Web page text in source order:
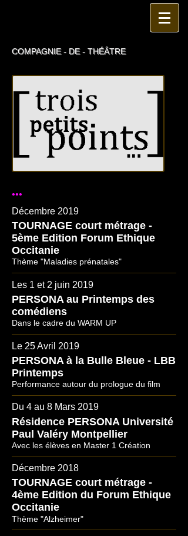
COMPAGNIE - DE - THÉȂTRE
...
Décembre 2019
TOURNAGE court métrage -
5ème Edition Forum Ethique
Occitanie
Thème "Maladies prénatales"
Les 1 et 2 juin 2019
PERSONA au Printemps des
comédiens
Dans le cadre du WARM UP
Le 25 Avril 2019
PERSONA à la Bulle Bleue - LBB
Printemps
Performance autour du prologue du film
Du 4 au 8 Mars 2019
Résidence PERSONA Université
Paul Valéry Montpellier
Avec les élèves en Master 1 Création
Décembre 2018
TOURNAGE court métrage -
4ème Edition du Forum Ethique
Occitanie
Thème "Alzheimer"